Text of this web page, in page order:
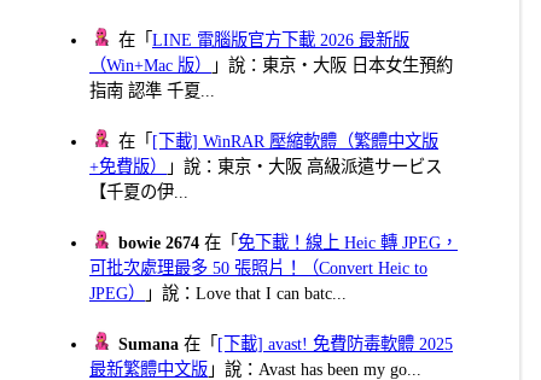
在「LINE 電腦版官方下載 2026 最新版
（Win+Mac 版）
」說：東京・大阪 日本女生預約
指南 認準 千夏...
在「 [下載] WinRAR 壓縮軟體（繁體中文版
+免費版）
」說：東京・大阪 高級派遣サービス
【千夏の伊...
bowie 2674 在「免下載！線上 Heic 轉 JPEG，
可批次處理最多 50 張照片！（Convert Heic to
JPEG）
」說：Love that I can batc...
Sumana 在「 [下載] avast! 免費防毒軟體 2025
最新繁體中文版 」說：Avast has been my go...